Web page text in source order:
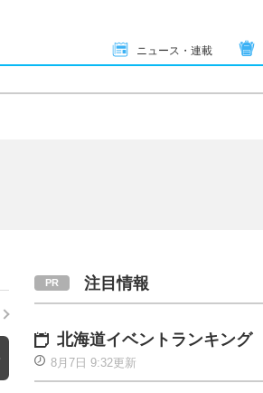
ニュース・連載
注目情報
北海道イベントランキング
8月7日 9:32更新